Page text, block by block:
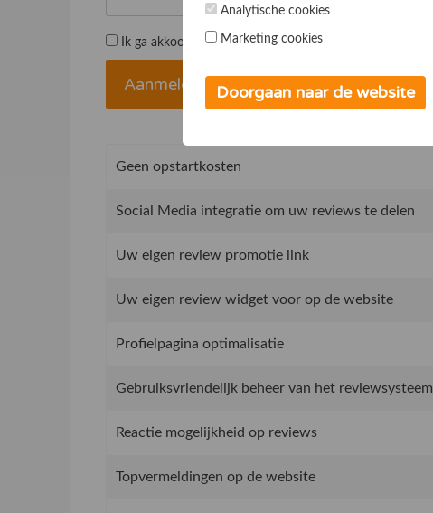
Ik ga akkoord met de Algemene voorwaarden
Geen opstartkosten
Social Media integratie om uw reviews te delen
Uw eigen review promotie link
Uw eigen review widget voor op de website
Profielpagina optimalisatie
Gebruiksvriendelijk beheer van het reviewsysteem
Reactie mogelijkheid op reviews
Topvermeldingen op de website
Analytische cookies
Marketing cookies
Doorgaan naar de website